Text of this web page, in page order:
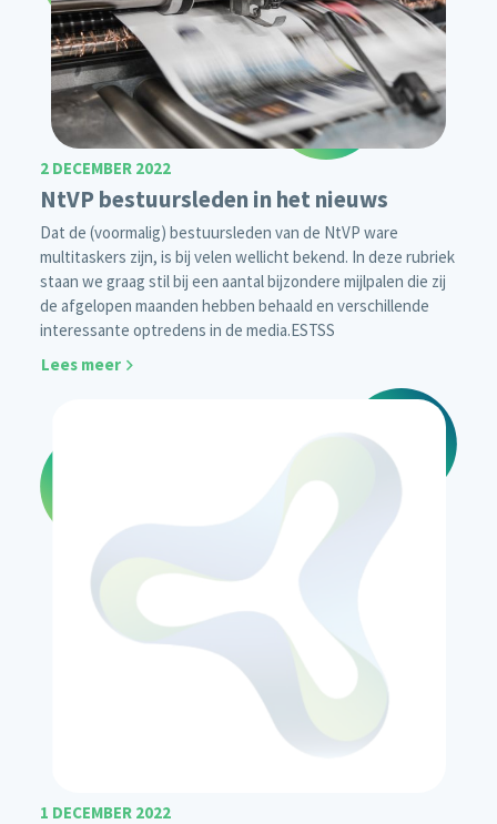
2 DECEMBER 2022
NtVP bestuursleden in het nieuws
Dat de (voormalig) bestuursleden van de NtVP ware
multitaskers zijn, is bij velen wellicht bekend. In deze rubriek
staan we graag stil bij een aantal bijzondere mijlpalen die zij
de afgelopen maanden hebben behaald en verschillende
interessante optredens in de media.ESTSS
Lees meer
1 DECEMBER 2022